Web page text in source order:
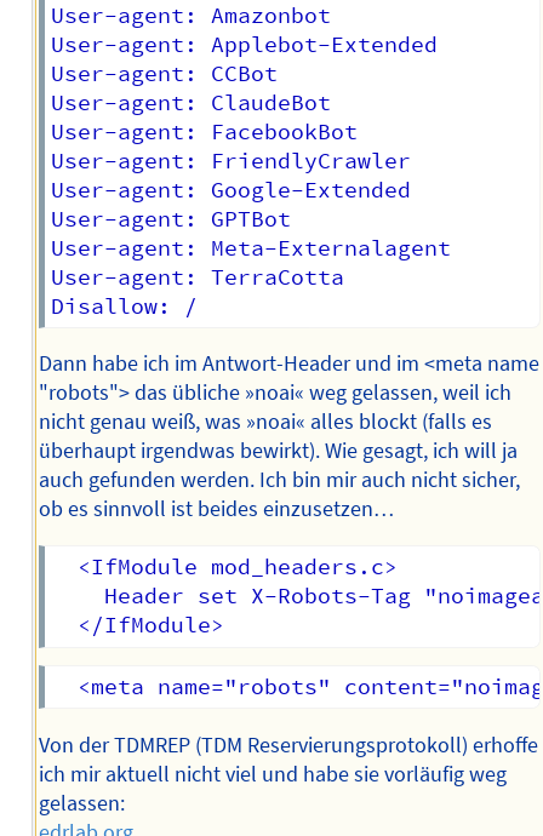
User-agent: Amazonbot
User-agent: Applebot-Extended
User-agent: CCBot
User-agent: ClaudeBot
User-agent: FacebookBot
User-agent: FriendlyCrawler
User-agent: Google-Extended
User-agent: GPTBot
User-agent: Meta-Externalagent
User-agent: TerraCotta
Dann habe ich im Antwort-Header und im <meta name
"robots"> das übliche »noai« weg gelassen, weil ich
nicht genau weiß, was »noai« alles blockt (falls es
überhaupt irgendwas bewirkt). Wie gesagt, ich will ja
auch gefunden werden. Ich bin mir auch nicht sicher,
ob es sinnvoll ist beides einzusetzen…
  <IfModule mod_headers.c>
Header set X-Robots-Tag
Von der TDMREP (TDM Reservierungsprotokoll) erhoffe
ich mir aktuell nicht viel und habe sie vorläufig weg
gelassen: